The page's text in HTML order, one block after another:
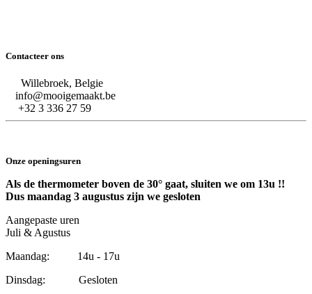
Contacteer ons
Willebroek, Belgie
info@mooigemaakt.be
+32 3 336 27 59
Onze openingsuren
Als de thermometer boven de 30° gaat, sluiten we om 13u !!
Dus maandag 3 augustus zijn we gesloten
Aangepaste uren
Juli & Agustus
Maandag: 14u - 17u
Dinsdag: Gesloten